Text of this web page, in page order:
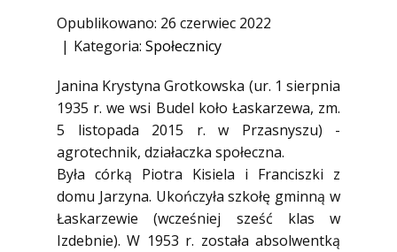
Ofiary zbrodni katyńskiej
zbrojne
Opozycja demokratyczna w PRL
Artyści
Badacze
Społecznicy
Opublikowano: 26 czerwiec 2022
Kategoria: Społecznicy
Janina Krystyna Grotkowska (ur. 1 sierpnia
1935 r. we wsi Budel koło Łaskarzewa, zm.
5 listopada 2015 r. w Przasnyszu) -
agrotechnik, działaczka społeczna.
Była córką Piotra Kisiela i Franciszki z
domu Jarzyna. Ukończyła szkołę gminną w
Łaskarzewie (wcześniej sześć klas w
Izdebnie). W 1953 r. została absolwentką